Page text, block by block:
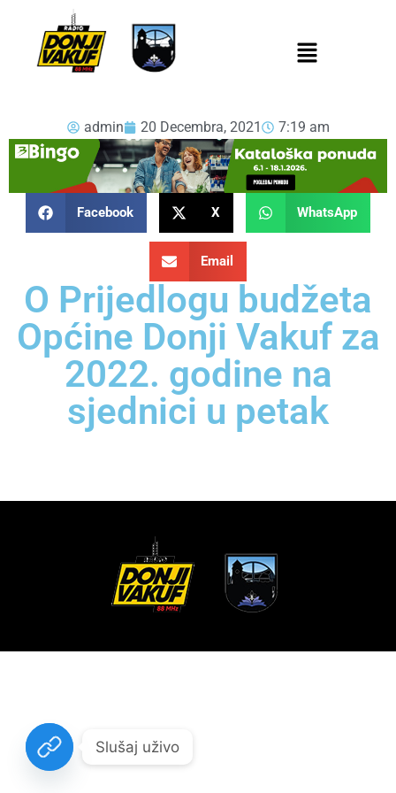
admin 20 Decembra, 2021 7:19 am
Facebook X WhatsApp
Email
O Prijedlogu budžeta
Općine Donji Vakuf za
2022. godine na
sjednici u petak
Slušaj uživo